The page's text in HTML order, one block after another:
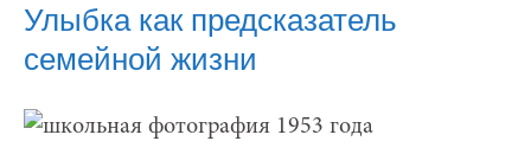
Улыбка как предсказатель
семейной жизни